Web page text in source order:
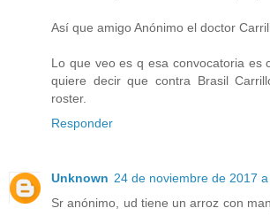
Así que amigo Anónimo el doctor
Lo que veo es q esa convocatoria es
quiere decir que contra Brasil
roster.
Responder
Unknown 24 de noviembre de 2017
Sr anónimo, ud tiene un arroz con